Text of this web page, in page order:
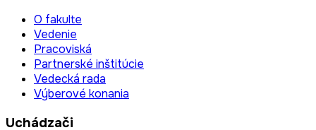
O fakulte
Vedenie
Pracoviská
Partnerské inštitúcie
Vedecká rada
Výberové konania
Uchádzači